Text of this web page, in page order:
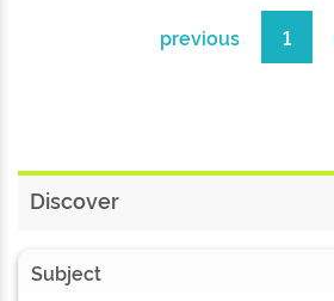
previous 1
Discover
Subject